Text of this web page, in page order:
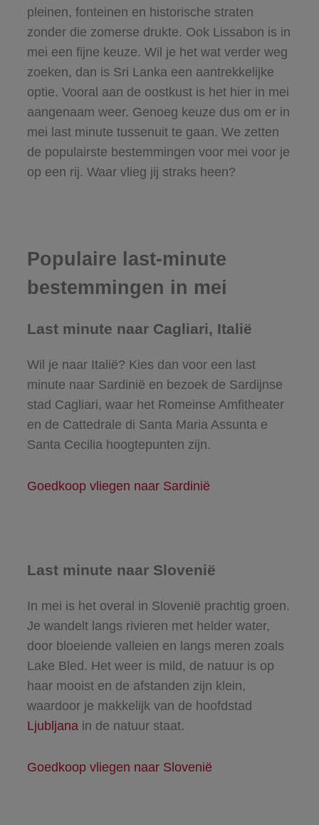
pleinen, fonteinen en historische straten
zonder die zomerse drukte. Ook Lissabon is in
mei een fijne keuze. Wil je het wat verder weg
zoeken, dan is Sri Lanka een aantrekkelijke
optie. Vooral aan de oostkust is het hier in mei
aangenaam weer. Genoeg keuze dus om er in
mei last minute tussenuit te gaan. We zetten
de populairste bestemmingen voor mei voor je
op een rij. Waar vlieg jij straks heen?
Populaire last-minute
bestemmingen in mei
Last minute naar Cagliari, Italië
Wil je naar Italië? Kies dan voor een last
minute naar Sardinië en bezoek de Sardijnse
stad Cagliari, waar het Romeinse Amfitheater
en de Cattedrale di Santa Maria Assunta e
Santa Cecilia hoogtepunten zijn.
Goedkoop vliegen naar Sardinië
Last minute naar Slovenië
In mei is het overal in Slovenië prachtig groen.
Je wandelt langs rivieren met helder water,
door bloeiende valleien en langs meren zoals
Lake Bled. Het weer is mild, de natuur is op
haar mooist en de afstanden zijn klein,
waardoor je makkelijk van de hoofdstad
Ljubljanain de natuur staat.
Goedkoop vliegen naar Slovenië